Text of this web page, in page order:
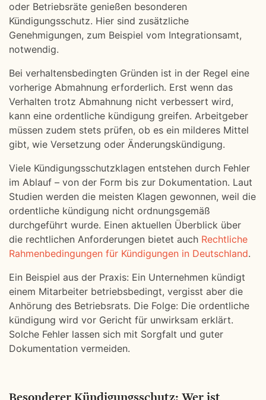
oder Betriebsräte genießen besonderen
Kündigungsschutz. Hier sind zusätzliche
Genehmigungen, zum Beispiel vom Integrationsamt,
notwendig.
Bei verhaltensbedingten Gründen ist in der Regel eine
vorherige Abmahnung erforderlich. Erst wenn das
Verhalten trotz Abmahnung nicht verbessert wird,
kann eine ordentliche kündigung greifen. Arbeitgeber
müssen zudem stets prüfen, ob es ein milderes Mittel
gibt, wie Versetzung oder Änderungskündigung.
Viele Kündigungsschutzklagen entstehen durch Fehler
im Ablauf – von der Form bis zur Dokumentation. Laut
Studien werden die meisten Klagen gewonnen, weil die
ordentliche kündigung nicht ordnungsgemäß
durchgeführt wurde. Einen aktuellen Überblick über
die rechtlichen Anforderungen bietet auch Rechtliche
Rahmenbedingungen für Kündigungen in Deutschland.
Ein Beispiel aus der Praxis: Ein Unternehmen kündigt
einem Mitarbeiter betriebsbedingt, vergisst aber die
Anhörung des Betriebsrats. Die Folge: Die ordentliche
kündigung wird vor Gericht für unwirksam erklärt.
Solche Fehler lassen sich mit Sorgfalt und guter
Dokumentation vermeiden.